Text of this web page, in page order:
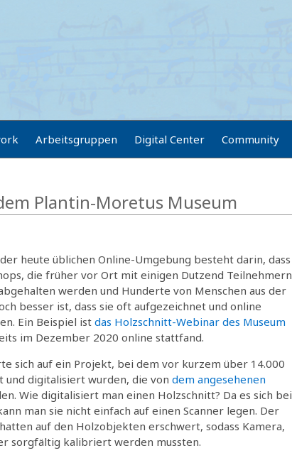
Arbeitsgruppen Digital Center Community
Plantin-Moretus Museum
heute üblichen Online-Umgebung besteht darin, dass
die früher vor Ort mit einigen Dutzend Teilnehmern
werden und Hunderte von Menschen aus der
besser ist, dass sie oft aufgezeichnet und online
Ein Beispiel ist das Holzschnitt-Webinar des Museum
im Dezember 2020 online stattfand.
sich auf ein Projekt, bei dem vor kurzem über 14.000
und digitalisiert wurden, die von dem angesehenen
Wie digitalisiert man einen Holzschnitt? Da es sich bei
man sie nicht einfach auf einen Scanner legen. Der
auf den Holzobjekten erschwert, sodass Kamera,
sorgfältig kalibriert werden mussten.